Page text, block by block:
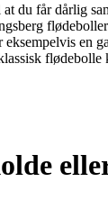
du får dårlig
en